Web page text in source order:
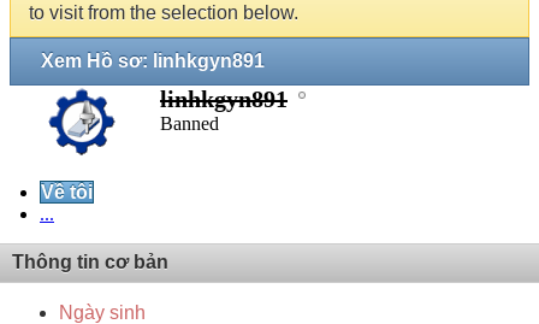
to visit from the selection below.
Xem Hồ sơ: linhkgyn891
linhkgyn891
Banned
Về tôi
...
Thông tin cơ bản
Ngày sinh